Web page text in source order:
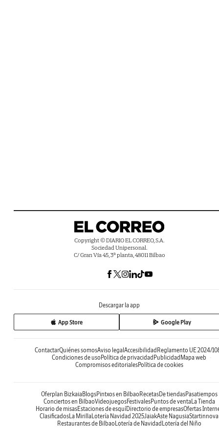
Copyright © DIARIO EL CORREO, S.A.
Sociedad Unipersonal.
C/ Gran Vía 45, 3ª planta, 48011 Bilbao
Descargar la app
App Store Google Play
ContactarQuiénes somosAviso legal Accesibilidad Reglamento UE 2024/
Condiciones de uso Política de privacidad Publicidad Mapa web
Compromisos editorialesPolítica de cookies
Oferplan Bizkaia BlogsPintxos en Bilbao RecetasDe tiendasPasatiempos
Conciertos en BilbaoVideojuegosFestivalesPuntos de venta La Tienda
Horario de misasEstaciones de esquíDirectorio de empresasOfertas
ClasificadosLa Mirilla Lotería Navidad 2025JaiakAste NagusiaStartinnova
Restaurantes de Bilbao Lotería de Navidad Lotería del Niño